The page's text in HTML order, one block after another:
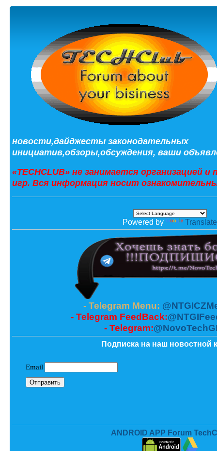
новости,дайджесты законодательных
инициатив,обзоры,обсуждения, ваши
«TECHCLUB» не занимается организацией
игр. Вся информация носит
Powered by Translate
- Telegram Menu:
- Telegram FeedBack:
- Telegram:
Подписка на наш новостной
ANDROID APP Forum